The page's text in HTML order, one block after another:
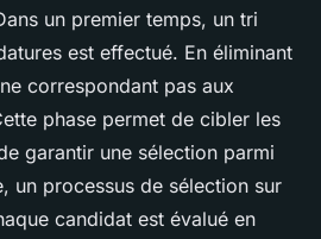
un premier temps, un tri
est effectué. En éliminant
correspondant pas aux
phase permet de cibler les
garantir une sélection parmi
un processus de sélection sur
candidat est évalué en